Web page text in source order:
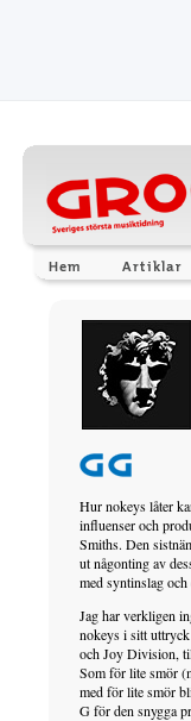
Hur nokeys låter
influenser och
Smiths. Den
ut någonting av
med syntinslag
Jag har verkligen
nokeys i sitt
och Joy Division,
Som för lite smör
med för lite smör
G för den snygga